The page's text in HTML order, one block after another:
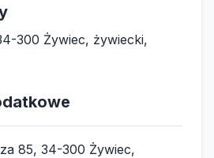
300 Żywiec, żywiecki,
85, 34-300 Żywiec,